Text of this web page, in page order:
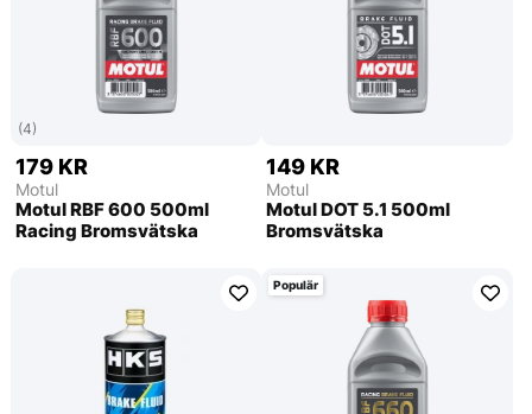
(4)
179 KR
Motul
Motul RBF 600 500ml
Racing Bromsvätska
149 KR
Motul
Motul DOT 5.1 500ml
Bromsvätska
Populär